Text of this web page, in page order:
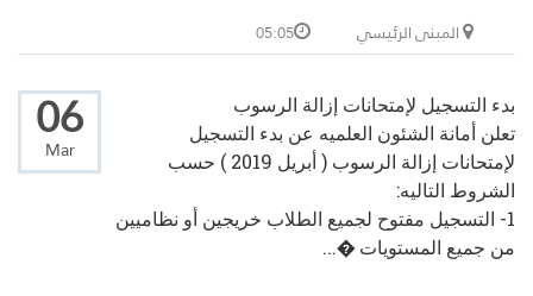
المبنى الرئيسي 05:05
06
Mar
بدء التسجيل لإمتحانات إزالة الرسوب
تعلن أمانة الشئون العلميه عن بدء التسجيل
لإمتحانات إزالة الرسوب ( أبريل 2019 ) حسب
الشروط التاليه:
1- التسجيل مفتوح لجميع الطلاب خريجين أو نظاميين
من جميع المستويات �...